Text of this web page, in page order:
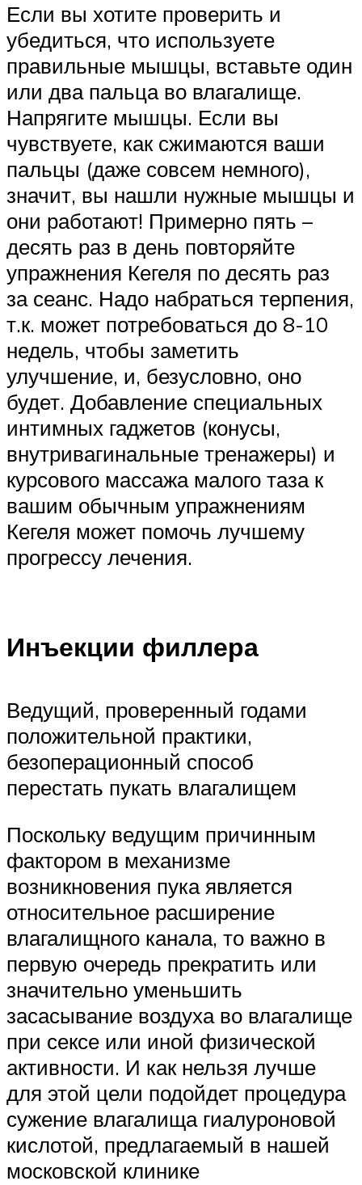
Если вы хотите проверить и
убедиться, что используете
правильные мышцы, вставьте один
или два пальца во влагалище.
Напрягите мышцы. Если вы
чувствуете, как сжимаются ваши
пальцы (даже совсем немного),
значит, вы нашли нужные мышцы и
они работают! Примерно пять –
десять раз в день повторяйте
упражнения Кегеля по десять раз
за сеанс. Надо набраться терпения,
т.к. может потребоваться до 8-10
недель, чтобы заметить
улучшение, и, безусловно, оно
будет. Добавление специальных
интимных гаджетов (конусы,
внутривагинальные тренажеры) и
курсового массажа малого таза к
вашим обычным упражнениям
Кегеля может помочь лучшему
прогрессу лечения.
Инъекции филлера
Ведущий, проверенный годами
положительной практики,
безоперационный способ
перестать пукать влагалищем
Поскольку ведущим причинным
фактором в механизме
возникновения пука является
относительное расширение
влагалищного канала, то важно в
первую очередь прекратить или
значительно уменьшить
засасывание воздуха во влагалище
при сексе или иной физической
активности. И как нельзя лучше
для этой цели подойдет процедура
сужение влагалища гиалуроновой
кислотой, предлагаемый в нашей
московской клинике